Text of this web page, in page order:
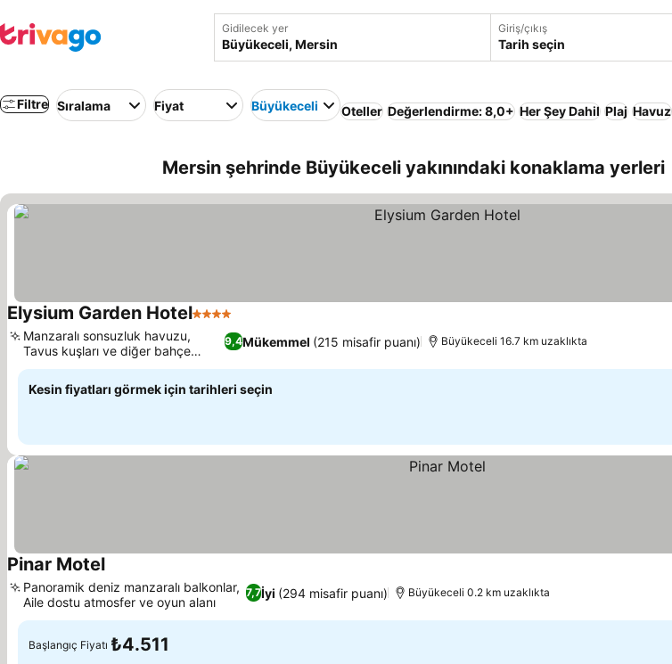
Gidilecek yer Giriş/çıkış
Tarih seçin
Filtre Sıralama Fiyat Büyükeceli Oteller Değerlendirme: 8,0+ Her Şey Dahil Plaj Havuz
Mersin şehrinde Büyükeceli yakınındaki konaklama yerleri
Elysium Garden Hotel4 Yıldız
9,4Mükemmel (215 misafir puanı)
Manzaralı sonsuzluk havuzu,
Tavus kuşları ve diğer bahçe
hayvanları
Büyükeceli 16.7 km uzaklıkta
Kesin fiyatları görmek için tarihleri seçin
Pinar Motel
7,7İyi (294 misafir puanı)
Panoramik deniz manzaralı balkonlar,
Aile dostu atmosfer ve oyun alanı
Büyükeceli 0.2 km uzaklıkta
Başlangıç Fiyatı ₺4.511